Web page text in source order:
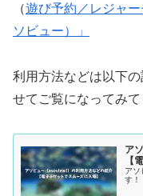
（遊び予約／レジャ
ソビュー）」
利用方法などは以下
せてご覧になってみて
ア
【
アソ
す！